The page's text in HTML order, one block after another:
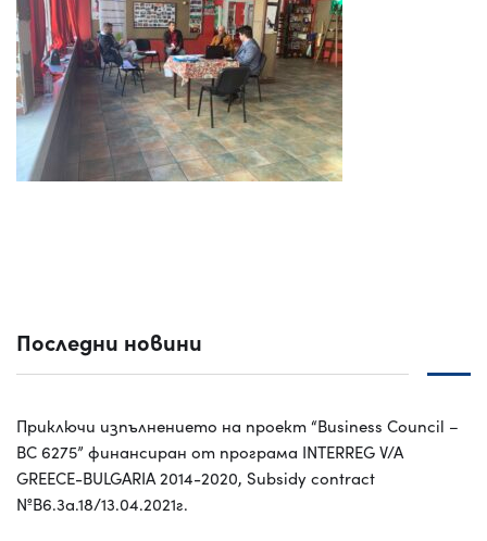
Последни новини
Приключи изпълнението на проект “Business Council –
BC 6275” финансиран от програма INTERREG V/A
GREECE-BULGARIA 2014-2020, Subsidy contract
№B6.3a.18/13.04.2021г.